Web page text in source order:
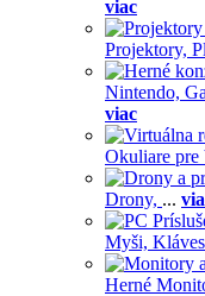
viac
Projektory,
Nintendo,
viac
Okuliare pre
Drony, ...
Myši,
Herné